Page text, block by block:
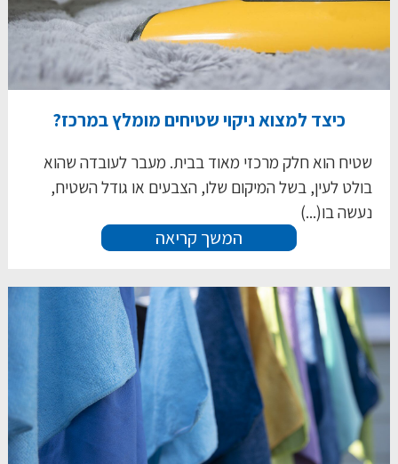
כיצד למצוא ניקוי שטיחים מומלץ במרכז?
שטיח הוא חלק מרכזי מאוד בבית. מעבר לעובדה שהוא
בולט לעין, בשל המיקום שלו, הצבעים או גודל השטיח,
נעשה בו(...)
המשך קריאה